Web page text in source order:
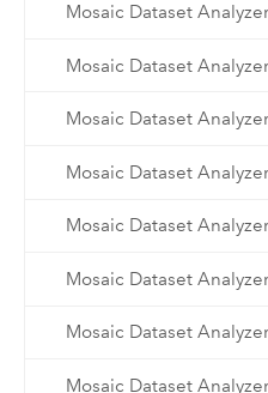
Mosaic Dataset
Mosaic Dataset
Mosaic Dataset
Mosaic Dataset
Mosaic Dataset
Mosaic Dataset
Mosaic Dataset
Mosaic Dataset